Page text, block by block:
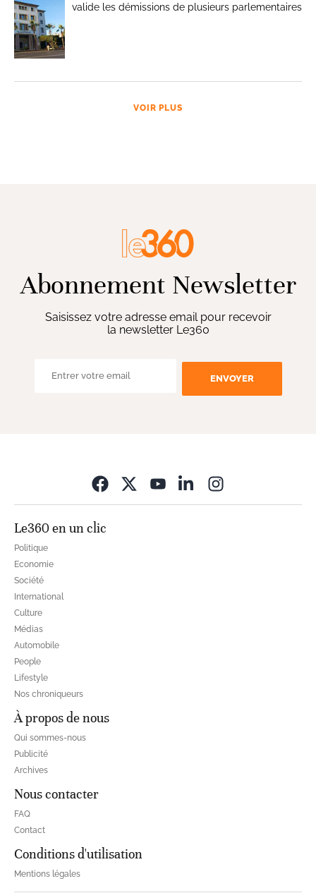
valide les démissions de plusieurs parlementaires
VOIR PLUS
Abonnement Newsletter
Saisissez votre adresse email pour recevoir
la newsletter Le360
ENVOYER
Le360 en un clic
Politique
Economie
Société
International
Culture
Médias
Automobile
People
Lifestyle
Nos chroniqueurs
À propos de nous
Qui sommes-nous
Publicité
Archives
Nous contacter
FAQ
Contact
Conditions d'utilisation
Mentions légales